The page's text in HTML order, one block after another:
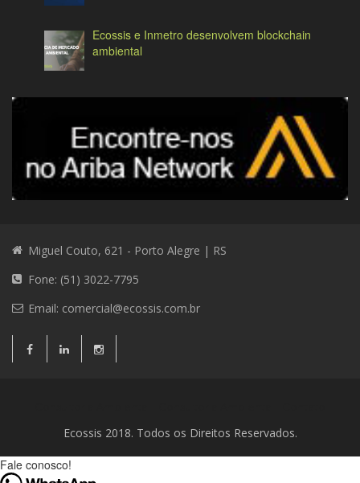
Ecossis e Inmetro desenvolvem blockchain
ambiental
Miguel Couto, 621 - Porto Alegre | RS
Fone: (51) 3022-7795
Email: comercial@ecossis.com.br
Ecossis 2018. Todos os Direitos Reservados.
Fale conosco!